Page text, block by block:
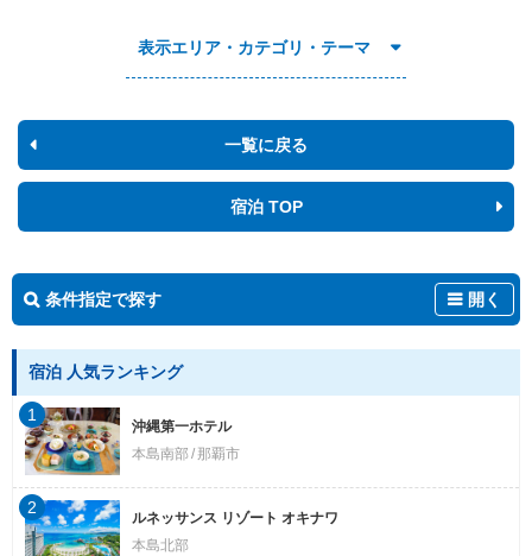
表示エリア・カテゴリ・テーマ
一覧に戻る
宿泊 TOP
条件指定で探す 開く
宿泊 人気ランキング
沖縄第一ホテル
本島南部
那覇市
1
ルネッサンス リゾート オキナワ
本島北部
2